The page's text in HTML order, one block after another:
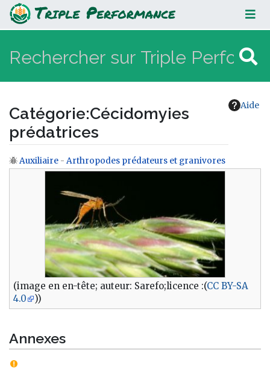
Cécidomyies prédatrices
Aide
Catégorie:Cécidomyies
prédatrices
Aller à :navigation,rechercher
Auxiliaire - Arthropodes prédateurs et granivores
(image en en-tête; auteur: Sarefo;licence :(CC BY-SA
4.0
))
Annexes